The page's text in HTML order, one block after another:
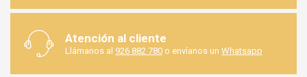
Atención al cliente
Llámanos al 926 882 780 o envíanos un Whatsapp